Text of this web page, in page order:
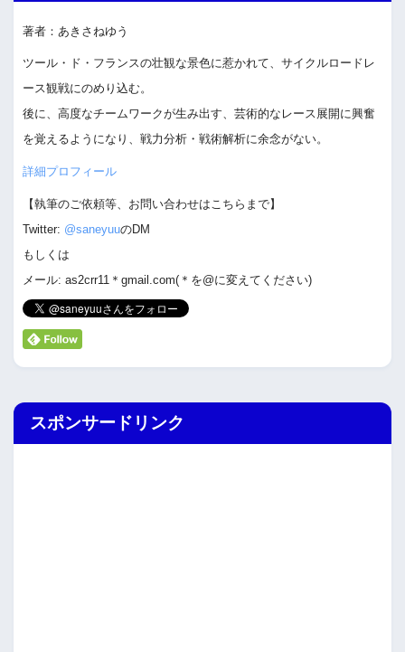
著者：あきさねゆう
ツール・ド・フランスの壮観な景色に惹かれて、サイクルロードレ
ース観戦にのめり込む。
後に、高度なチームワークが生み出す、芸術的なレース展開に興奮
を覚えるようになり、戦力分析・戦術解析に余念がない。
詳細プロフィール
【執筆のご依頼等、お問い合わせはこちらまで】
Twitter: @saneyuuのDM
もしくは
メール: as2crr11＊gmail.com(＊を@に変えてください)
スポンサードリンク